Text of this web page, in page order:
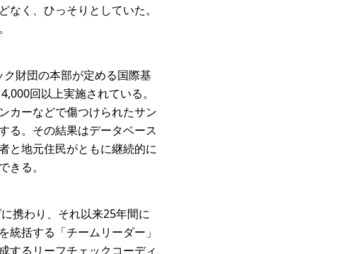
く、ひっそりとしていた。
財団の本部が定める国際基
回以上実施されている。
カーなどで傷つけられたサン
る。その結果はデータベース
と地元住民がともに継続的に
る。
携わり、それ以来25年間に
括する「チームリーダー」
するリーフチェックコーディ